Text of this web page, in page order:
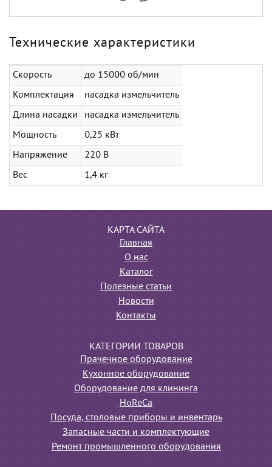
Технические характеристики
Скорость до 15000 об/мин
Комплектация насадка измельчитель
Длина насадки насадка измельчитель
Мощность 0,25 кВт
Напряжение 220 В
Вес 1,4 кг
КАРТА САЙТА
Главная
О нас
Каталог
Полезные статьи
Новости
Контакты
КАТЕГОРИИ ТОВАРОВ
Прачечное оборудование
Кухонное оборудование
Оборудование для клининга
HoReCa
Посуда, столовые приборы и инвентарь
Запасные части и комплектующие
Ремонт промышленного оборудования